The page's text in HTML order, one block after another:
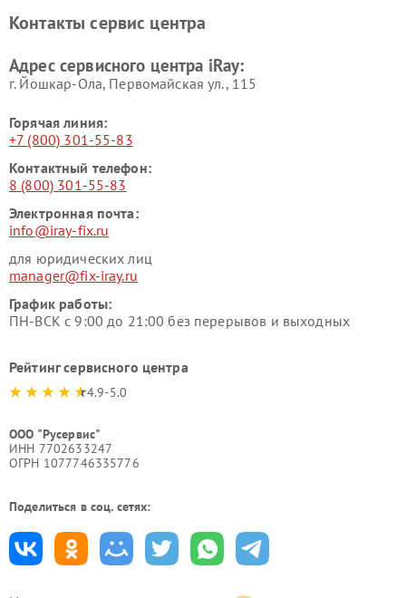
Контакты сервис центра
Адрес сервисного центра iRay:
г. Йошкар-Ола, Первомайская ул., 115
Горячая линия:
+7 (800) 301-55-83
Контактный телефон:
8 (800) 301-55-83
Электронная почта:
info@iray-fix.ru
для юридических лиц
manager@fix-iray.ru
График работы:
ПН-ВСК с 9:00 до 21:00 без перерывов и выходных
Рейтинг сервисного центра
4.9-5.0
ООО "Русервис"
ИНН 7702633247
ОГРН 1077746335776
Поделиться в соц. сетях: